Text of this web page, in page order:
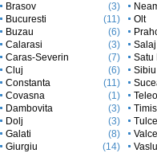
Brasov
(3)
Bucuresti
(11)
Buzau
(6)
Calarasi
(3)
Caras-Severin
(7)
Cluj
(6)
Constanta
(11)
Covasna
(1)
Dambovita
(3)
Dolj
(3)
Galati
(8)
Giurgiu
(14)
Olt
Salaj
Satu
Sibiu
Timis